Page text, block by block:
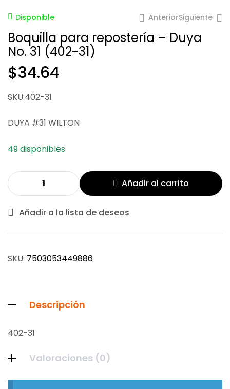
Disponible AnteriorSiguiente
Boquilla para repostería – Duya
No. 31 (402-31)
$34.64
SKU:402-31
DUYA #31 WILTON
49 disponibles
Añadir al carrito
Añadir a la lista de deseos
SKU: 7503053449886
Descripción
402-31
Valoraciones (0)